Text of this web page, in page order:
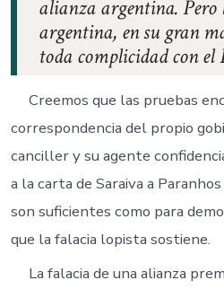
alianza argentina.
argentina, en su gran
toda complicidad con el
Creemos que las pruebas
correspondencia del propio
canciller y su agente
a la carta de Saraiva a
son suficientes como para
que la falacia lopista sostiene.
La falacia de una alianza